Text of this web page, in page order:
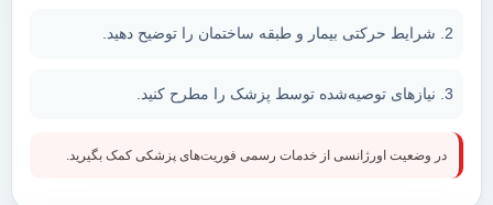
شرایط حرکتی بیمار و طبقه ساختمان را توضیح دهید.
نیازهای توصیه‌شده توسط پزشک را مطرح کنید.
در وضعیت اورژانسی از خدمات رسمی فوریت‌های پزشکی کمک بگیرید.